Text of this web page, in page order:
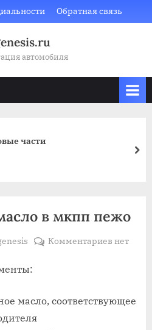
Обратная связь
автомобиля
части
в мкпп пежо
Комментариевкнет
масло, соответствующее